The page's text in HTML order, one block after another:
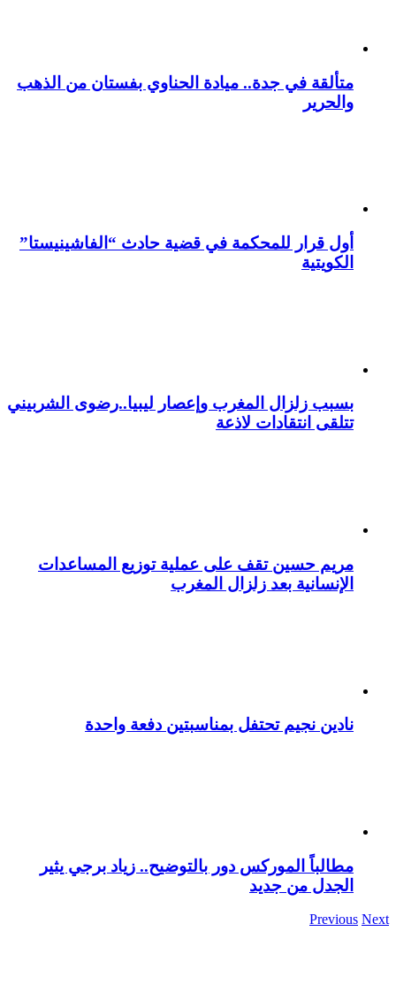
متألقة في جدة.. ميادة الحناوي بفستان من الذهب
والحرير
أول قرار للمحكمة في قضية حادث “الفاشينيستا”
الكويتية
بسبب زلزال المغرب وإعصار ليبيا..رضوى الشربيني
تتلقى انتقادات لاذعة
مريم حسين تقف على عملية توزيع المساعدات
الإنسانية بعد زلزال المغرب
نادين نجيم تحتفل بمناسبتين دفعة واحدة
مطالباً الموركس دور بالتوضيح.. زياد برجي يثير
الجدل من جديد
Previous Next